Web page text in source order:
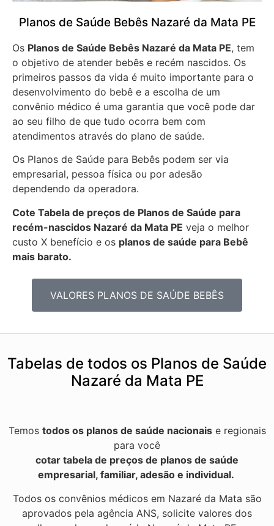
Planos de Saúde Bebês Nazaré da Mata PE
Os Planos de Saúde Bebês Nazaré da Mata PE, tem
o objetivo de atender bebês e recém nascidos. Os
primeiros passos da vida é muito importante para o
desenvolvimento do bebê e a escolha de um
convênio médico é uma garantia que você pode dar
ao seu filho de que tudo ocorra bem com
atendimentos através do plano de saúde.
Os Planos de Saúde para Bebês podem ser via
empresarial, pessoa física ou por adesão
dependendo da operadora.
Cote Tabela de preços de Planos de Saúde para
recém-nascidos Nazaré da Mata PE veja o melhor
custo X benefício e os planos de saúde para Bebê
mais barato.
VALORES PLANOS DE SAÚDE BEBÊS
Tabelas de todos os Planos de Saúde
Nazaré da Mata PE
Temos todos os planos de saúde nacionaise regionais
para você
cotar tabela de preços de planos de saúde
empresarial, familiar, adesão e individual.
Todos os convênios médicos em Nazaré da Mata são
aprovados pela agência ANS, solicite valores dos